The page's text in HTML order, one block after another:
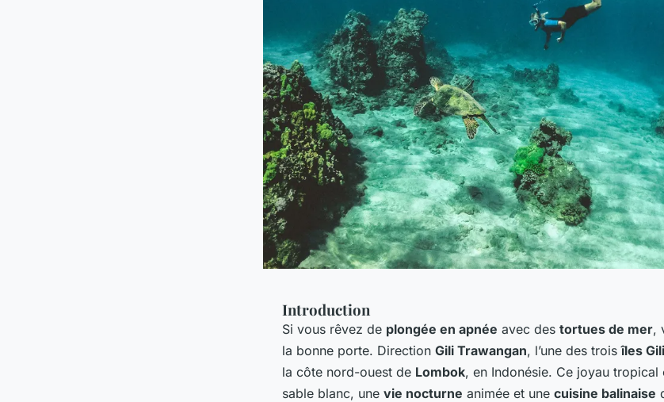
Introduction
Si vous rêvez de plongée en apnée avec des tortues de mer,
la bonne porte. Direction Gili Trawangan, l’une des troisîles Gili
la côte nord-ouest de Lombok, en Indonésie. Ce joyau tropical
sable blanc, une vie nocturne animée et une cuisine balinaise